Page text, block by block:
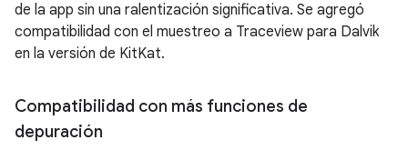
de la app sin una ralentización significativa. Se agregó
compatibilidad con el muestreo a Traceview para Dalvik
en la versión de KitKat.
Compatibilidad con más funciones de
depuración